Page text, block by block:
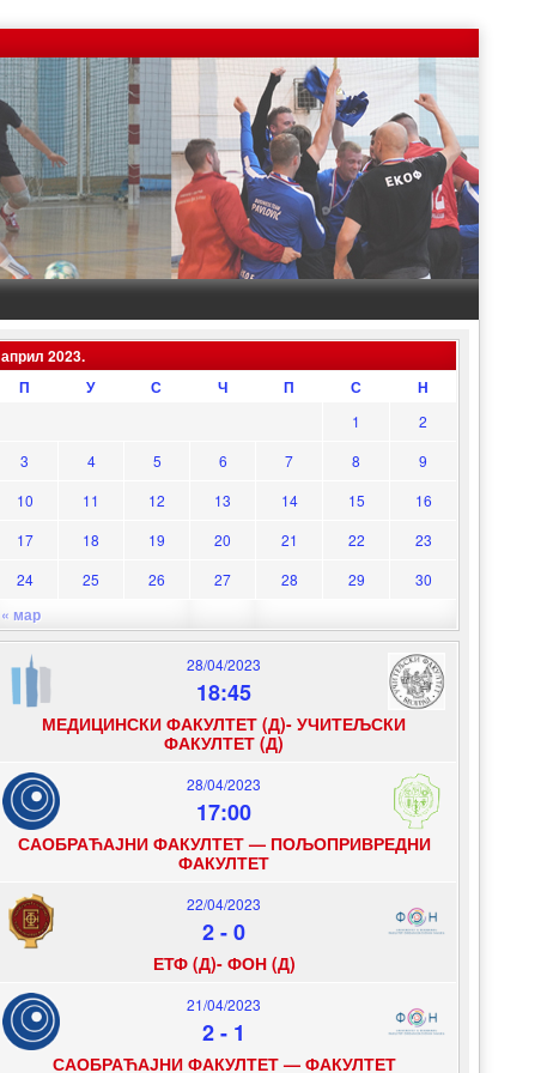
април 2023.
П
У С Ч П С Н
« мар
1
2
3
4 5 6 7 8
9
10
11 12 13 14 15
16
17
18 19 20 21 22
23
24
25 26 27 28 29 30
28/04/2023
18:45
МЕДИЦИНСКИ ФАКУЛТЕТ (Д)- УЧИТЕЉСКИ
ФАКУЛТЕТ (Д)
28/04/2023
17:00
САОБРАЋАЈНИ ФАКУЛТЕТ — ПОЉОПРИВРЕДНИ
ФАКУЛТЕТ
22/04/2023
2-0
ЕТФ (Д)- ФОН (Д)
21/04/2023
2- 1
САОБРАЋАЈНИ ФАКУЛТЕТ — ФАКУЛТЕТ